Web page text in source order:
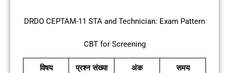
DRDO CEPTAM-11 STA and Technician: Exam Pattern
CBT for Screening
विषय प्रश्न संख्या अंक समय